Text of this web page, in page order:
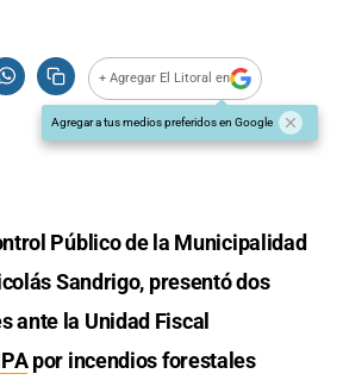
+ Agregar El Litoral en
Agregar a tus medios preferidos en Google
Público de la Municipalidad
Sandrigo, presentó dos
ante la Unidad Fiscal
por incendios forestales